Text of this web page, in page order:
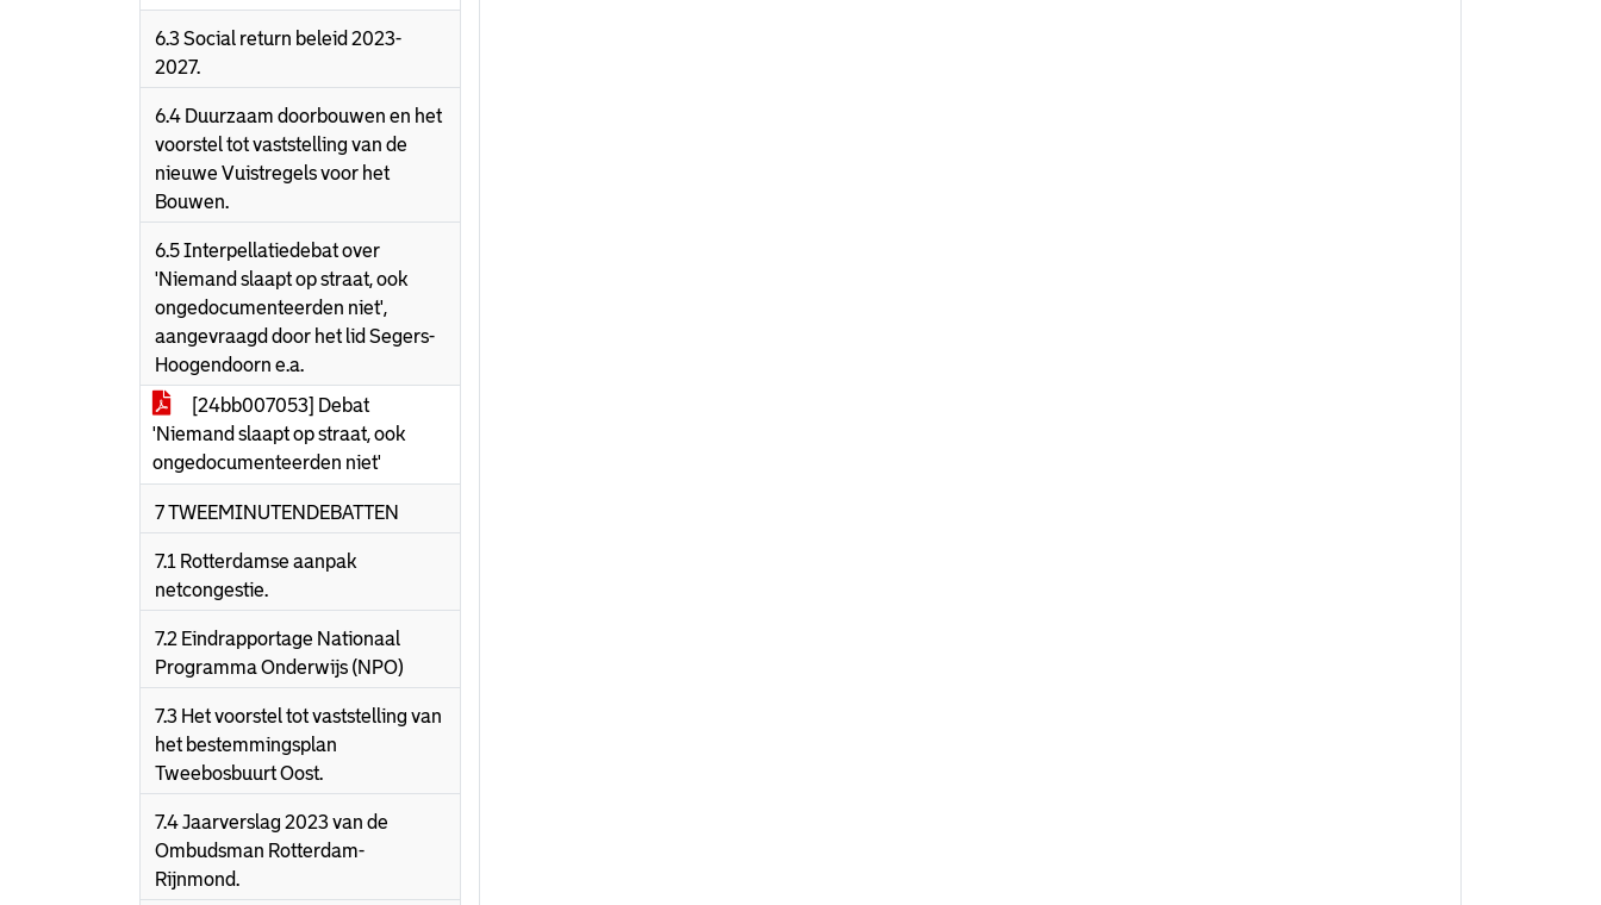
6.3 Social return beleid 2023-
2027.
6.4 Duurzaam doorbouwen en het
voorstel tot vaststelling van de
nieuwe Vuistregels voor het
Bouwen.
6.5 Interpellatiedebat over
'Niemand slaapt op straat, ook
ongedocumenteerden niet',
aangevraagd door het lid Segers-
Hoogendoorn e.a.
[24bb007053] Debat
'Niemand slaapt op straat, ook
ongedocumenteerden niet'
7 TWEEMINUTENDEBATTEN
7.1 Rotterdamse aanpak
netcongestie.
7.2 Eindrapportage Nationaal
Programma Onderwijs (NPO)
7.3 Het voorstel tot vaststelling van
het bestemmingsplan
Tweebosbuurt Oost.
7.4 Jaarverslag 2023 van de
Ombudsman Rotterdam-
Rijnmond.